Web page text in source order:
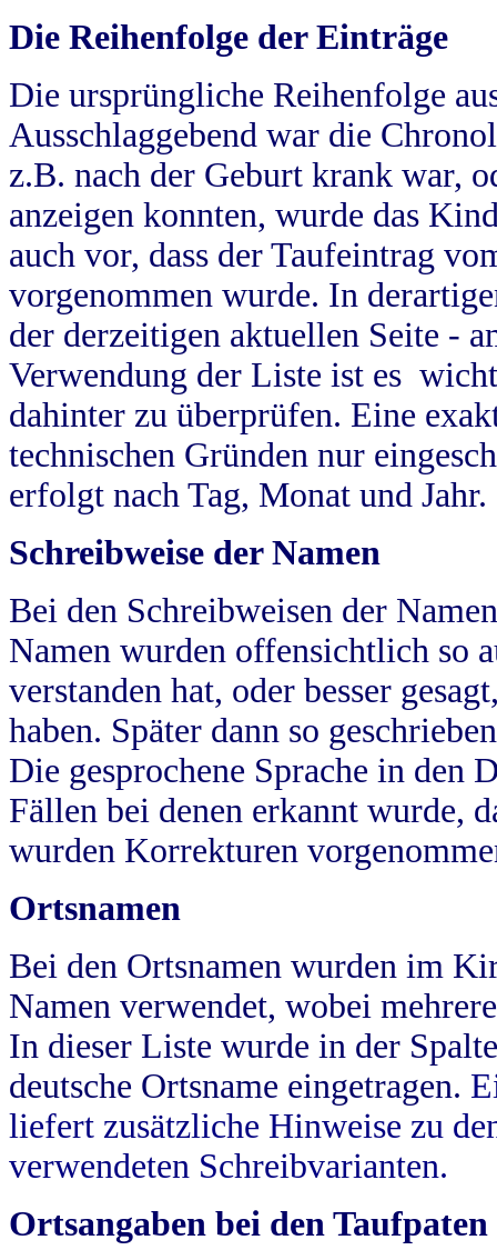
Die Reihenfolge der Einträge
Die ursprüngliche Reihenfolge
Ausschlaggebend war die
z.B. nach der Geburt krank war,
anzeigen konnten, wurde das
auch vor, dass der Taufeintrag
vorgenommen wurde. In
der derzeitigen aktuellen Seite -
Verwendung der Liste ist es
dahinter zu überprüfen. Eine
technischen Gründen nur
erfolgt nach Tag, Monat und Jahr.
Schreibweise der Namen
Bei den Schreibweisen der
Namen wurden offensichtlich so
verstanden hat, oder besser
haben. Später dann so
Die gesprochene Sprache in
Fällen bei denen erkannt wurde,
wurden Korrekturen
Ortsnamen
Bei den Ortsnamen wurden im
Namen verwendet, wobei
In dieser Liste wurde in der
deutsche Ortsname eingetragen.
liefert zusätzliche Hinweise zu
verwendeten Schreibvarianten.
Ortsangaben bei den Taufpaten